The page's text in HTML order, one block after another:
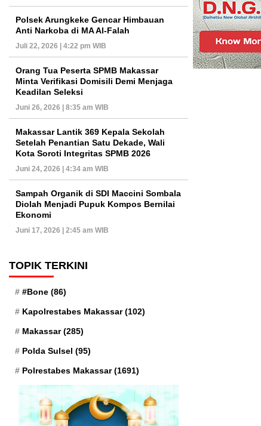
Polsek Arungkeke Gencar Himbauan
Anti Narkoba di MA Al-Falah
Juli 22, 2026 | 4:22 pm WIB
Orang Tua Peserta SPMB Makassar
Minta Verifikasi Domisili Demi Menjaga
Keadilan Seleksi
Juni 26, 2026 | 8:35 am WIB
Makassar Lantik 369 Kepala Sekolah
Setelah Penantian Satu Dekade, Wali
Kota Soroti Integritas SPMB 2026
Juni 24, 2026 | 4:34 am WIB
Sampah Organik di SDI Maccini Sombala
Diolah Menjadi Pupuk Kompos Bernilai
Ekonomi
Juni 17, 2026 | 2:45 am WIB
TOPIK TERKINI
#Bone (86)
Kapolrestabes Makassar(102)
Makassar(285)
Polda Sulsel (95)
Polrestabes Makassar(1691)